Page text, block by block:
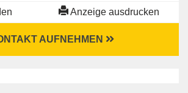
Anzeige ausdrucken
AUFNEHMEN